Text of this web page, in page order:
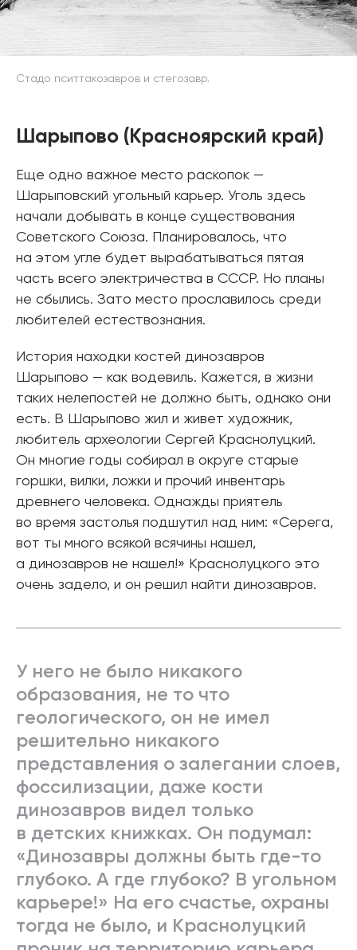
Стадо пситтакозавров и стегозавр.
Шарыпово (Красноярский край)
Еще одно важное место раскопок —
Шарыповский угольный карьер. Уголь здесь
начали добывать в конце существования
Советского Союза. Планировалось, что
на этом угле будет вырабатываться пятая
часть всего электричества в СССР. Но планы
не сбылись. Зато место прославилось среди
любителей естествознания.
История находки костей динозавров
Шарыпово — как водевиль. Кажется, в жизни
таких нелепостей не должно быть, однако они
есть. В Шарыпово жил и живет художник,
любитель археологии Сергей Краснолуцкий.
Он многие годы собирал в округе старые
горшки, вилки, ложки и прочий инвентарь
древнего человека. Однажды приятель
во время застолья подшутил над ним: «Серега,
вот ты много всякой всячины нашел,
а динозавров не нашел!» Краснолуцкого это
очень задело, и он решил найти динозавров.
У него не было никакого
образования, не то что
геологического, он не имел
решительно никакого
представления о залегании слоев,
фоссилизации, даже кости
динозавров видел только
в детских книжках. Он подумал:
«Динозавры должны быть где-то
глубоко. А где глубоко? В угольном
карьере!» На его счастье, охраны
тогда не было, и Краснолуцкий